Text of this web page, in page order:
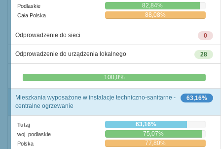
Podlaskie 82,84%
Cała Polska 88,08%
0
Odprowadzenie do sieci
28
Odprowadzenie do urządzenia lokalnego
0,0% 100,0%
63,16%
Mieszkania wyposażone w instalacje techniczno-sanitarne -
centralne ogrzewanie
Tutaj 63,16%
woj. podlaskie 75,07%
Polska 77,80%